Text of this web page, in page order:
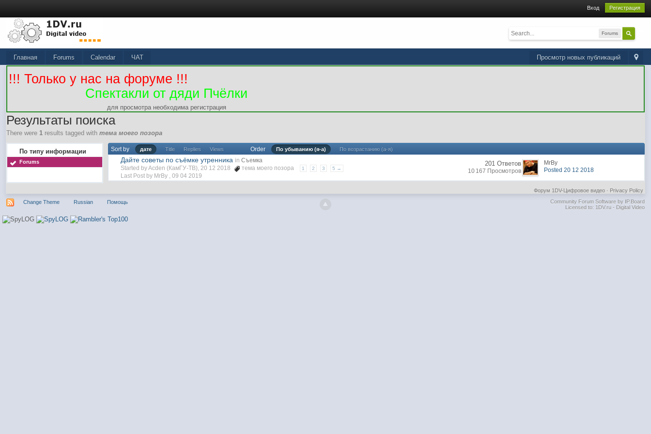
Вход Регистрация
Forums
Просмотр новых публикаций
Главная Forums Calendar ЧАТ
!!! Только у нас на форуме !!!
Спектакли от дяди Пчёлки
для просмотра необходима регистрация
Результаты поиска
There were 1 results tagged withтема моего позора
По типу информации
Forums
Sort by дате Title Replies Views Order По убыванию (я-а) По возрастанию (а-я)
Дайте советы по съёмке утренника in Съемка
Started by Acden (КамГУ-ТВ), 20 12 2018
тема моего позора 1 2 3 5 →
Last Post by MrBy ,09 04 2019
201 Ответов
10 167 Просмотров
MrBy
Posted 20 12 2018
Privacy Policy
Форум 1DV-Цифровое видео·
Change Theme
Russian Помощь
Community Forum Software by IP.Board
Licensed to: 1DV.ru - Digital Video